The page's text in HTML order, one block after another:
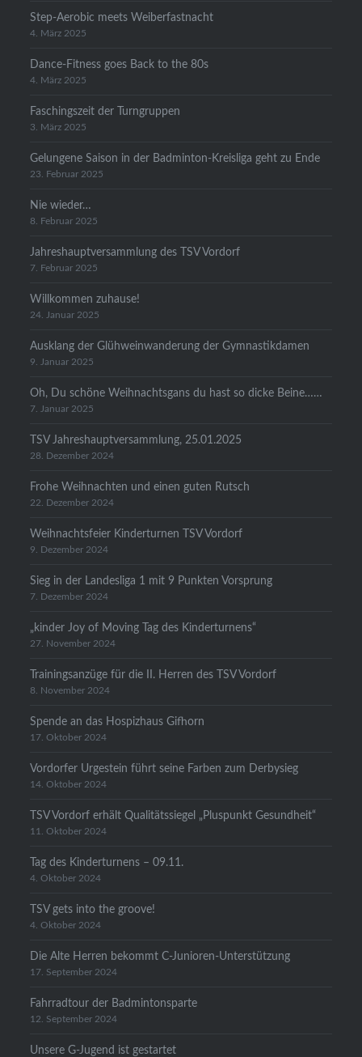
Step-Aerobic meets Weiberfastnacht
4. März 2025
Dance-Fitness goes Back to the 80s
4. März 2025
Faschingszeit der Turngruppen
3. März 2025
Gelungene Saison in der Badminton-Kreisliga geht zu Ende
23. Februar 2025
Nie wieder…
8. Februar 2025
Jahreshauptversammlung des TSV Vordorf
7. Februar 2025
Willkommen zuhause!
24. Januar 2025
Ausklang der Glühweinwanderung der Gymnastikdamen
9. Januar 2025
Oh, Du schöne Weihnachtsgans du hast so dicke Beine……
7. Januar 2025
TSV Jahreshauptversammlung, 25.01.2025
28. Dezember 2024
Frohe Weihnachten und einen guten Rutsch
22. Dezember 2024
Weihnachtsfeier Kinderturnen TSV Vordorf
9. Dezember 2024
Sieg in der Landesliga 1 mit 9 Punkten Vorsprung
7. Dezember 2024
„kinder Joy of Moving Tag des Kinderturnens“
27. November 2024
Trainingsanzüge für die II. Herren des TSV Vordorf
8. November 2024
Spende an das Hospizhaus Gifhorn
17. Oktober 2024
Vordorfer Urgestein führt seine Farben zum Derbysieg
14. Oktober 2024
TSV Vordorf erhält Qualitätssiegel „Pluspunkt Gesundheit“
11. Oktober 2024
Tag des Kinderturnens – 09.11.
4. Oktober 2024
TSV gets into the groove!
4. Oktober 2024
Die Alte Herren bekommt C-Junioren-Unterstützung
17. September 2024
Fahrradtour der Badmintonsparte
12. September 2024
Unsere G-Jugend ist gestartet